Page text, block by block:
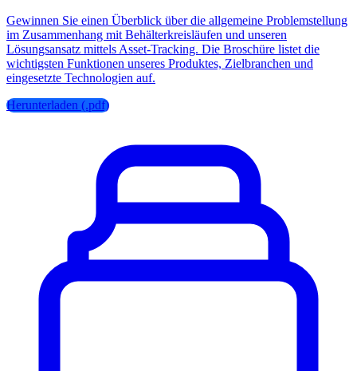
Gewinnen Sie einen Überblick über die allgemeine Problemstellung
im Zusammenhang mit Behälterkreisläufen und unseren
Lösungsansatz mittels Asset-Tracking. Die Broschüre listet die
wichtigsten Funktionen unseres Produktes, Zielbranchen und
eingesetzte Technologien auf.
Herunterladen (.pdf)